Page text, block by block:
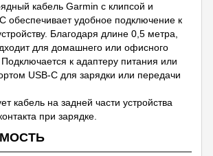
кабель Garmin с клипсой и
обеспечивает удобное подключение к
Благодаря длине 0,5 метра,
для домашнего или офисного
к адаптеру питания или
USB-C для зарядки или передачи
кабель на задней части устройства
при зарядке.